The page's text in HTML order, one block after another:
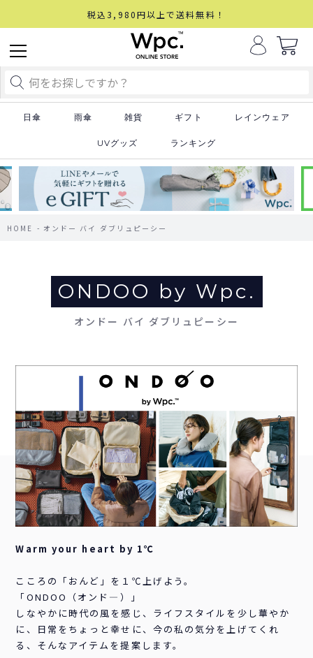
税込3,980円以上で送料無料！
日傘 雨傘 雑貨 ギフト レインウェア
UVグッズ ランキング
HOME オンドー バイ ダブリュピーシー
ONDOO by Wpc.
オンドー バイ ダブリュピーシー
Warm your heart by 1℃
こころの「おんど」を１℃上げよう。
「ONDOO（オンド―）」
しなやかに時代の風を感じ、ライフスタイルを少し華やか
に、日常をちょっと幸せに、今の私の気分を上げてくれ
る、そんなアイテムを提案します。